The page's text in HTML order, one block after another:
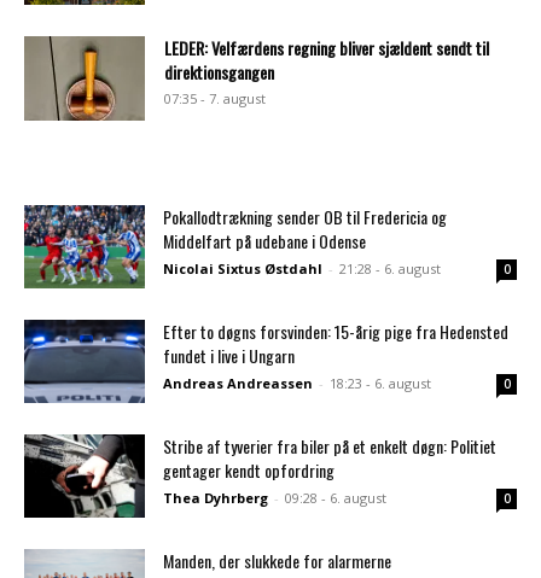
LEDER: Velfærdens regning bliver sjældent sendt til
direktionsgangen
07:35 - 7. august
Pokallodtrækning sender OB til Fredericia og
Middelfart på udebane i Odense
Nicolai Sixtus Østdahl - 21:28 - 6. august 0
Efter to døgns forsvinden: 15-årig pige fra Hedensted
fundet i live i Ungarn
Andreas Andreassen - 18:23 - 6. august 0
Stribe af tyverier fra biler på et enkelt døgn: Politiet
gentager kendt opfordring
Thea Dyhrberg - 09:28 - 6. august 0
Manden, der slukkede for alarmerne